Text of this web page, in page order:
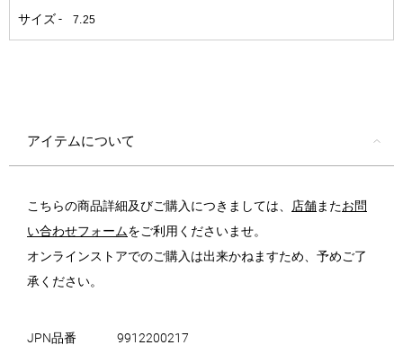
アイテムについて
こちらの商品詳細及びご購入につきましては、 店舗またお問
い合わせフォームをご利用くださいませ。
オンラインストアでのご購入は出来かねますため、予めご了
承ください。
JPN品番 9912200217